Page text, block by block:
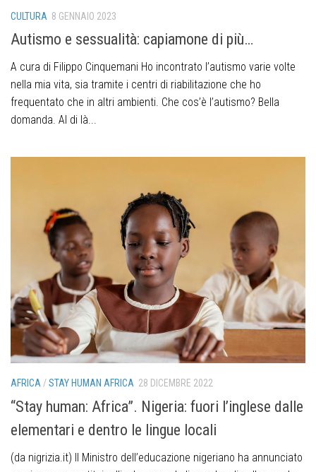
CULTURA 8 GENNAIO 2023
Autismo e sessualità: capiamone di più…
A cura di Filippo Cinquemani Ho incontrato l’autismo varie volte
nella mia vita, sia tramite i centri di riabilitazione che ho
frequentato che in altri ambienti. Che cos’è l’autismo? Bella
domanda. Al di là...
AFRICA/STAY HUMAN AFRICA 28 DICEMBRE 2022
“Stay human: Africa”. Nigeria: fuori l’inglese dalle
elementari e dentro le lingue locali
(da nigrizia.it) Il Ministro dell’educazione nigeriano ha annunciato